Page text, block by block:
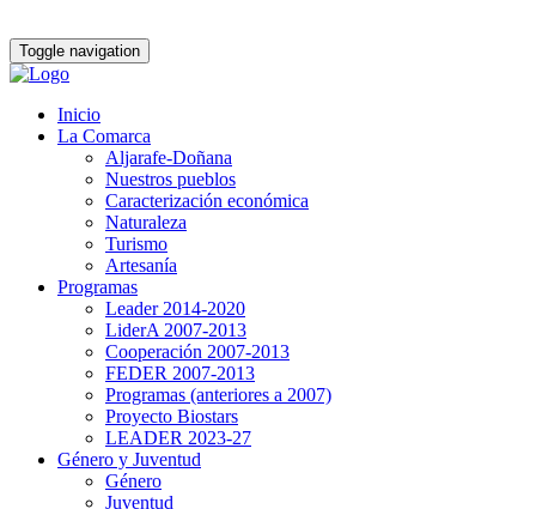
Toggle navigation
Inicio
La Comarca
Aljarafe-Doñana
Nuestros pueblos
Caracterización económica
Naturaleza
Turismo
Artesanía
Programas
Leader 2014-2020
LiderA 2007-2013
Cooperación 2007-2013
FEDER 2007-2013
Programas (anteriores a 2007)
Proyecto Biostars
LEADER 2023-27
Género y Juventud
Género
Juventud